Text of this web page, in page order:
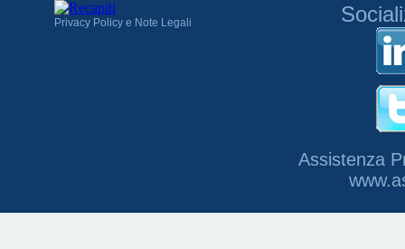
Privacy Policy e Note Legali
Assistenza